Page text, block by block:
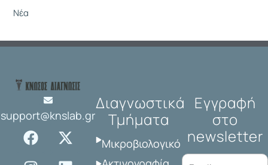
Νέα
support@knslab.gr
F
a
c
X
-
t
I
n
s
L
i
n
Διαγνωστικά
Τμήματα
Μικροβιολογικό
Εγγραφή
στο
newsletter